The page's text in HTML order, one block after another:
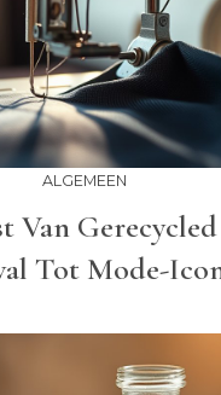
ALGEMEEN
Van
Tot Mode-